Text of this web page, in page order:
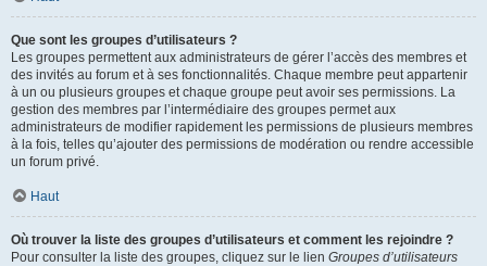
Que sont les groupes d’utilisateurs ?
Les groupes permettent aux administrateurs de gérer l’accès des membres et
des invités au forum et à ses fonctionnalités. Chaque membre peut appartenir
à un ou plusieurs groupes et chaque groupe peut avoir ses permissions. La
gestion des membres par l’intermédiaire des groupes permet aux
administrateurs de modifier rapidement les permissions de plusieurs membres
à la fois, telles qu’ajouter des permissions de modération ou rendre accessible
un forum privé.
Haut
Où trouver la liste des groupes d’utilisateurs et comment les rejoindre ?
Pour consulter la liste des groupes, cliquez sur le lien Groupes d’utilisateurs